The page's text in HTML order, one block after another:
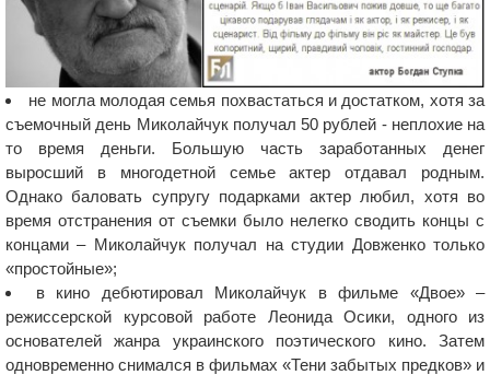
не могла молодая семья похвастаться и достатком, хотя за
съемочный день Миколайчук получал 50 рублей - неплохие на
то время деньги. Большую часть заработанных денег
выросший в многодетной семье актер отдавал родным.
Однако баловать супругу подарками актер любил, хотя во
время отстранения от съемки было нелегко сводить концы с
концами – Миколайчук получал на студии Довженко только
«простойные»;
в кино дебютировал Миколайчук в фильме «Двое» –
режиссерской курсовой работе Леонида Осики, одного из
основателей жанра украинского поэтического кино. Затем
одновременно снимался в фильмах «Тени забытых предков» и